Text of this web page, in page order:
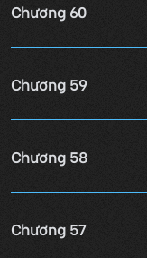
Chương 60
Chương 59
Chương 58
Chương 57